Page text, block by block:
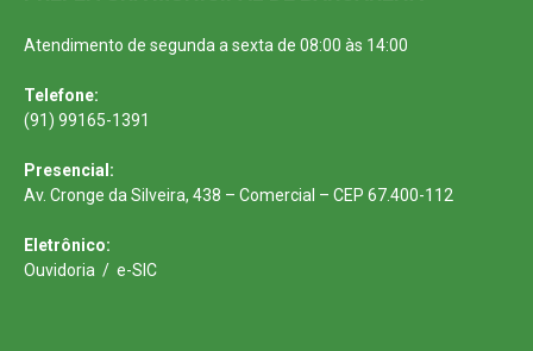
Atendimento de segunda a sexta de 08:00 às 14:00
Telefone:
(91) 99165-1391
Presencial:
Av. Cronge da Silveira, 438 – Comercial – CEP 67.400-112
Eletrônico:
Ouvidoria / e-SIC